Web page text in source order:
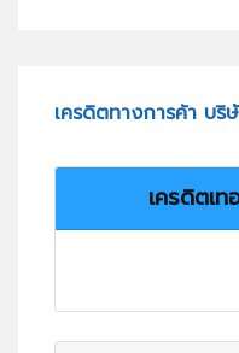
เครดิตทางการค้า บริ
เครดิตเ